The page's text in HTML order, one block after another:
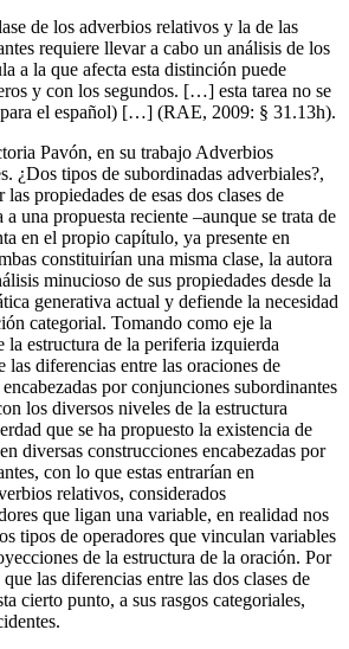
de los adverbios relativos y la de las
requiere llevar a cabo un análisis de los
a la que afecta esta distinción puede
y con los segundos. […] esta tarea no se
el español) […] (RAE, 2009: § 31.13h).
Pavón, en su trabajo Adverbios
¿Dos tipos de subordinadas adverbiales?,
propiedades de esas dos clases de
una propuesta reciente –aunque se trata de
en el propio capítulo, ya presente en
constituirían una misma clase, la autora
minucioso de sus propiedades desde la
generativa actual y defiende la necesidad
categorial. Tomando como eje la
la estructura de la periferia izquierda
diferencias entre las oraciones de
por conjunciones subordinantes
los diversos niveles de la estructura
que se ha propuesto la existencia de
diversas construcciones encabezadas por
con lo que estas entrarían en
relativos, considerados
que ligan una variable, en realidad nos
tipos de operadores que vinculan variables
de la estructura de la oración. Por
las diferencias entre las dos clases de
cierto punto, a sus rasgos categoriales,